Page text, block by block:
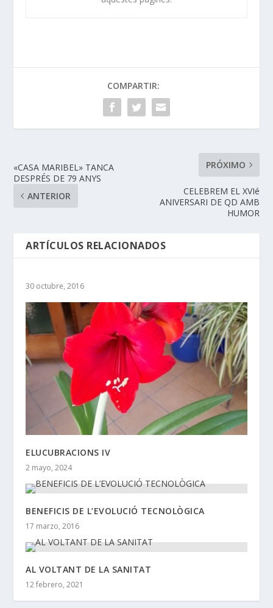
COMPARTIR:
«CASA MARIBEL» TANCA
DESPRÉS DE 79 ANYS
ANTERIOR
PRÓXIMO
CELEBREM EL XVIé
ANIVERSARI DE QD AMB
HUMOR
ARTÍCULOS RELACIONADOS
30 octubre, 2016
ELUCUBRACIONS IV
2 mayo, 2024
BENEFICIS DE L’EVOLUCIÓ TECNOLÒGICA
17 marzo, 2016
AL VOLTANT DE LA SANITAT
12 febrero, 2021